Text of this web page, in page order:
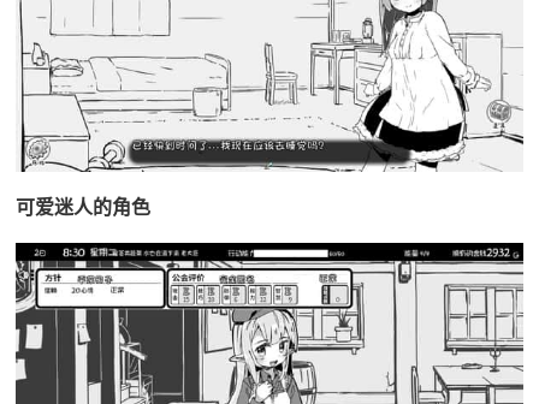
可爱迷人的角色